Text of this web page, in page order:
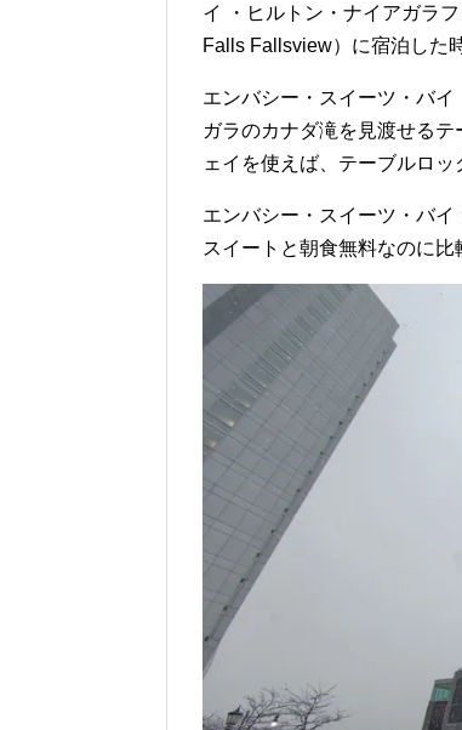
イ ・ヒルトン・ナイアガラ
Falls Fallsview）に宿泊した
エンバシー・スイーツ・バ
ガラのカナダ滝を見渡せる
ェイを使えば、テーブルロッ
エンバシー・スイーツ・バ
スイートと朝食無料なのに比